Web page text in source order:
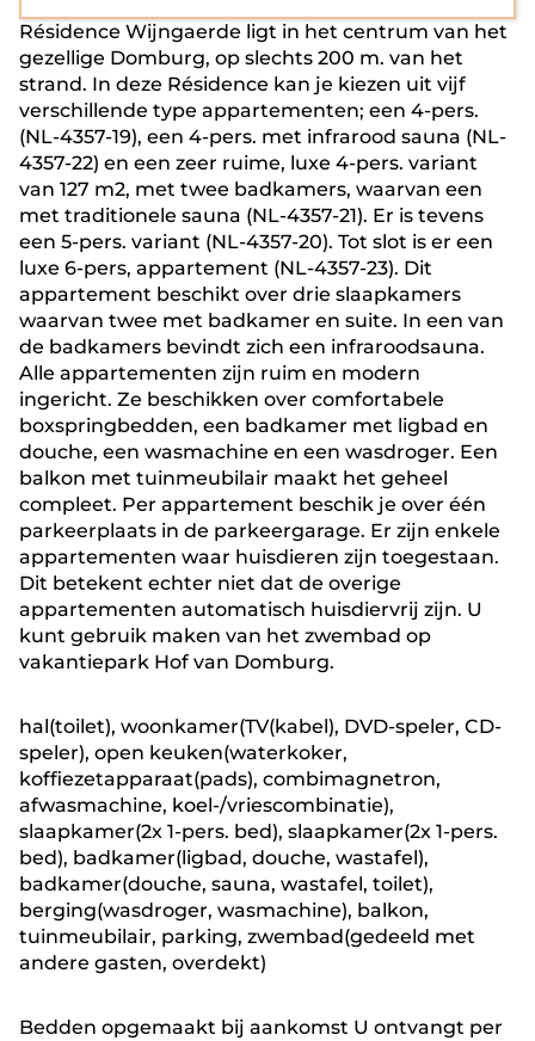
Résidence Wijngaerde ligt in het centrum van het
gezellige Domburg, op slechts 200 m. van het
strand. In deze Résidence kan je kiezen uit vijf
verschillende type appartementen; een 4-pers.
(NL-4357-19), een 4-pers. met infrarood sauna (NL-
4357-22) en een zeer ruime, luxe 4-pers. variant
van 127 m2, met twee badkamers, waarvan een
met traditionele sauna (NL-4357-21). Er is tevens
een 5-pers. variant (NL-4357-20). Tot slot is er een
luxe 6-pers, appartement (NL-4357-23). Dit
appartement beschikt over drie slaapkamers
waarvan twee met badkamer en suite. In een van
de badkamers bevindt zich een infraroodsauna.
Alle appartementen zijn ruim en modern
ingericht. Ze beschikken over comfortabele
boxspringbedden, een badkamer met ligbad en
douche, een wasmachine en een wasdroger. Een
balkon met tuinmeubilair maakt het geheel
compleet. Per appartement beschik je over één
parkeerplaats in de parkeergarage. Er zijn enkele
appartementen waar huisdieren zijn toegestaan.
Dit betekent echter niet dat de overige
appartementen automatisch huisdiervrij zijn. U
kunt gebruik maken van het zwembad op
vakantiepark Hof van Domburg.
hal(toilet), woonkamer(TV(kabel), DVD-speler, CD-
speler), open keuken(waterkoker,
koffiezetapparaat(pads), combimagnetron,
afwasmachine, koel-/vriescombinatie),
slaapkamer(2x 1-pers. bed), slaapkamer(2x 1-pers.
bed), badkamer(ligbad, douche, wastafel),
badkamer(douche, sauna, wastafel, toilet),
berging(wasdroger, wasmachine), balkon,
tuinmeubilair, parking, zwembad(gedeeld met
andere gasten, overdekt)
Bedden opgemaakt bij aankomst U ontvangt per